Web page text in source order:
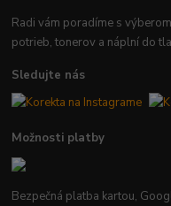
Radi vám poradíme s
potrieb, tonerov a náplní do
Sledujte nás
Možnosti platby
Bezpečná platba kartou,